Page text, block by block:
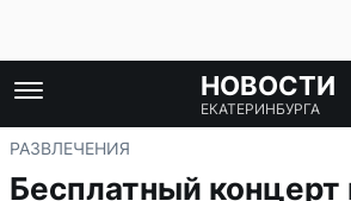
НОВОСТИ
ЕКАТЕРИНБУРГА
РАЗВЛЕЧЕНИЯ
Бесплатный концерт